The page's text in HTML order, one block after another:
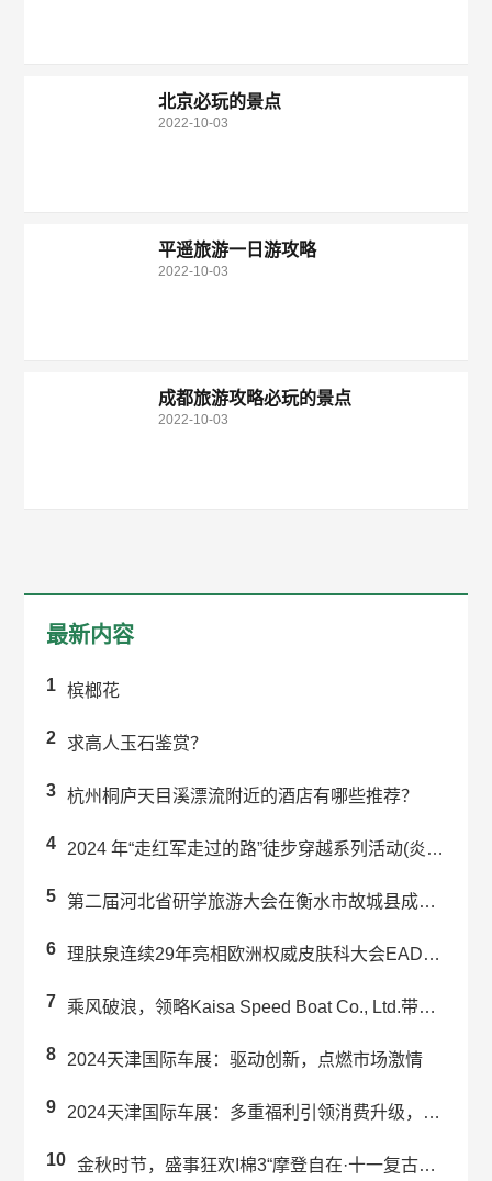
北京必玩的景点
2022-10-03
平遥旅游一日游攻略
2022-10-03
成都旅游攻略必玩的景点
2022-10-03
最新内容
1 槟榔花
2 求高人玉石鉴赏？
3 杭州桐庐天目溪漂流附近的酒店有哪些推荐？
4 2024 年“走红军走过的路”徒步穿越系列活动(炎陵站) 举办
5 第二届河北省研学旅游大会在衡水市故城县成功举办
6 理肤泉连续29年亮相欧洲权威皮肤科大会EADV 强势引领科学护肤未来趋势
7 乘风破浪，领略Kaisa Speed Boat Co., Ltd.带来的...
8 2024天津国际车展：驱动创新，点燃市场激情
9 2024天津国际车展：多重福利引领消费升级，赋能汽车行业新发展
10 金秋时节，盛事狂欢I棉3“摩登自在·十一复古派对”预热来袭！